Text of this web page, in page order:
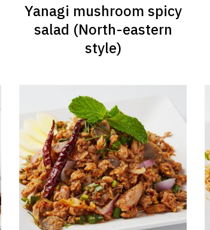
Search
for:
Search
Yanagi mushroom spicy
salad (North-eastern
style)